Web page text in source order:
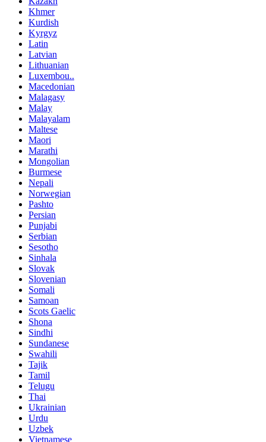
Khmer
Kurdish
Kyrgyz
Latin
Latvian
Lithuanian
Luxembou..
Macedonian
Malagasy
Malay
Malayalam
Maltese
Maori
Marathi
Mongolian
Burmese
Nepali
Norwegian
Pashto
Persian
Punjabi
Serbian
Sesotho
Sinhala
Slovak
Slovenian
Somali
Samoan
Scots Gaelic
Shona
Sindhi
Sundanese
Swahili
Tajik
Tamil
Telugu
Thai
Ukrainian
Urdu
Uzbek
Vietnamese